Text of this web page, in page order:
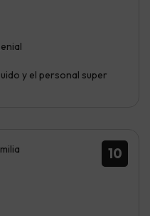
y el personal super
10